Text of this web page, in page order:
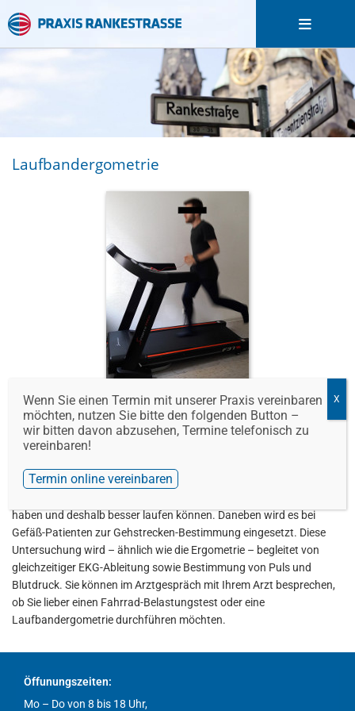
Laufbandergometrie
Bild: Laufbandergometrie
Der Fahrrad-Belastungstest kann auch gleichwertig als sogenannte
für Patienten vorgesehen, die z.B. Schwierigkeiten mit der Mechanik
haben und deshalb besser laufen können. Daneben wird es bei
Gefäß-Patienten zur Gehstrecken-Bestimmung eingesetzt. Diese
Untersuchung wird – ähnlich wie die Ergometrie – begleitet von
gleichzeitiger EKG-Ableitung sowie Bestimmung von Puls und
Blutdruck. Sie können im Arztgespräch mit Ihrem Arzt besprechen,
ob Sie lieber einen Fahrrad-Belastungstest oder eine
Laufbandergometrie durchführen möchten.
Öffunungszeiten:
Mo – Do von 8 bis 18 Uhr,
Wenn Sie einen Termin mit unserer Praxis vereinbaren
möchten, nutzen Sie bitte den folgenden Button –
wir bitten davon abzusehen, Termine telefonisch zu
vereinbaren!
Termin online vereinbaren